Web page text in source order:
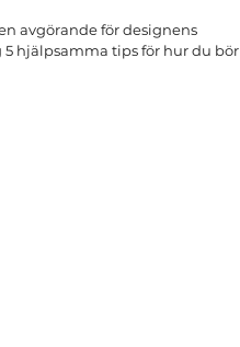
avgörande för designens
hjälpsamma tips för hur du bör